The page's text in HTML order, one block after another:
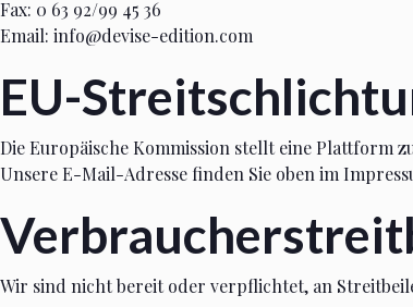
Fax: 0 63 92/99 45 36
Email: info@devise-edition.com
EU-
Die Europäische Kommission stellt eine Plattform
Unsere E-Mail-Adresse finden Sie oben im
Wir sind nicht bereit oder verpflichtet, an